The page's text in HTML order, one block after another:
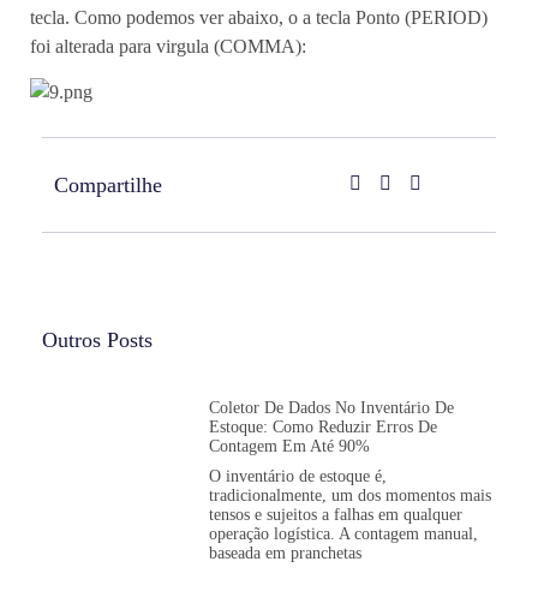
tecla. Como podemos ver abaixo, o a tecla Ponto (PERIOD)
foi alterada para virgula (COMMA):
Compartilhe
Outros Posts
Coletor De Dados No Inventário De
Estoque: Como Reduzir Erros De
Contagem Em Até 90%
O inventário de estoque é,
tradicionalmente, um dos momentos mais
tensos e sujeitos a falhas em qualquer
operação logística. A contagem manual,
baseada em pranchetas